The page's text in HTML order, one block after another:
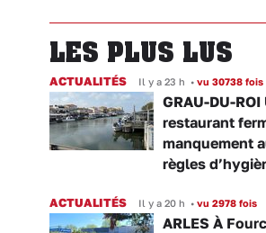
LES PLUS LUS
ACTUALITÉS Il y a 23 h • vu 30738 fois
GRAU-DU-ROI
restaurant
manquement
règles
ACTUALITÉS Il y a 20 h • vu 2978 fois
ARLES À